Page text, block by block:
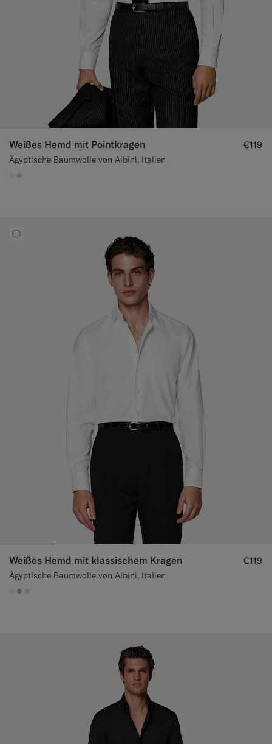
Weißes Hemd mit Pointkragen
Ägyptische Baumwolle von Albini, Italien
€119
#F1EFE8
#D7D1C3
Weißes Hemd mit klassischem Kragen
Ägyptische Baumwolle von Albini, Italien
€119
#F1EFE8
#DAA1B6
#CCDCF9